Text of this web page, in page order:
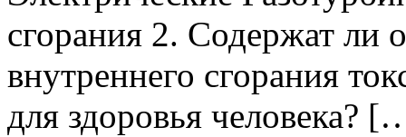
сгорания 2. Содержат ли
внутреннего сгорания
для здоровья человека?